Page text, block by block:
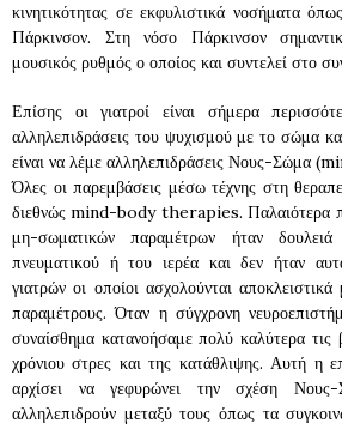
κινητικότητας σε εκφυλιστικά νοσήματα
Πάρκινσον. Στη νόσο Πάρκινσον
μουσικός ρυθμός ο οποίος και συντελεί στο
Επίσης οι γιατροί είναι σήμερα
αλληλεπιδράσεις του ψυχισμού με το σώμα
είναι να λέμε αλληλεπιδράσεις Νους-
Όλες οι παρεμβάσεις μέσω τέχνης στη
διεθνώς mind-body therapies. Παλαιότερα
μη-σωματικών παραμέτρων ήταν
πνευματικού ή του ιερέα και δεν ήταν
γιατρών οι οποίοι ασχολούνται αποκλειστικά
παραμέτρους. Όταν η σύγχρονη
συναίσθημα κατανοήσαμε πολύ καλύτερα τις
χρόνιου στρες και της κατάθλιψης. Αυτή η
αρχίσει να γεφυρώνει την σχέση
αλληλεπιδρούν μεταξύ τους όπως τα